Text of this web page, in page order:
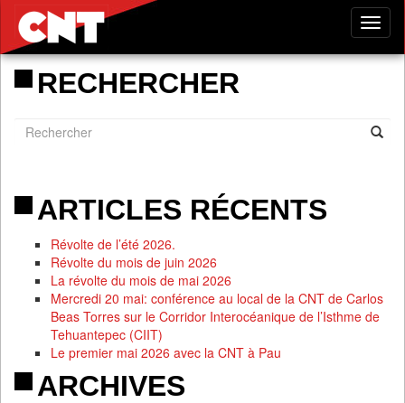
RECHERCHER
ARTICLES RÉCENTS
Révolte de l’été 2026.
Révolte du mois de juin 2026
La révolte du mois de mai 2026
Mercredi 20 mai: conférence au local de la CNT de Carlos
Beas Torres sur le Corridor Interocéanique de l’Isthme de
Tehuantepec (CIIT)
Le premier mai 2026 avec la CNT à Pau
ARCHIVES